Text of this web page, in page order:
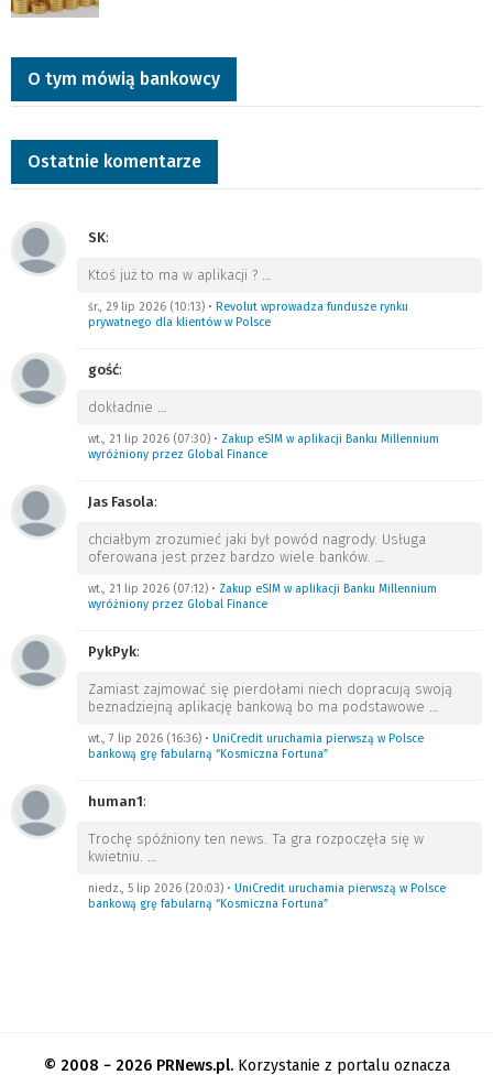
O tym mówią bankowcy
Ostatnie komentarze
SK:
Ktoś już to ma w aplikacji ?
śr., 29 lip 2026 (10:13) • Revolut wprowadza fundusze rynku
prywatnego dla klientów w Polsce
gość:
dokładnie
wt., 21 lip 2026 (07:30) • Zakup eSIM w aplikacji Banku Millennium
wyróżniony przez Global Finance
Jas Fasola:
chciałbym zrozumieć jaki był powód nagrody. Usługa
oferowana jest przez bardzo wiele banków.
wt., 21 lip 2026 (07:12) • Zakup eSIM w aplikacji Banku Millennium
wyróżniony przez Global Finance
PykPyk:
Zamiast zajmować się pierdołami niech dopracują swoją
beznadziejną aplikację bankową bo ma podstawowe
wt., 7 lip 2026 (16:36) • UniCredit uruchamia pierwszą w Polsce
bankową grę fabularną “Kosmiczna Fortuna”
human1:
Trochę spóźniony ten news. Ta gra rozpoczęła się w
kwietniu.
niedz., 5 lip 2026 (20:03) • UniCredit uruchamia pierwszą w Polsce
bankową grę fabularną “Kosmiczna Fortuna”
© 2008 − 2026 PRNews.pl.Korzystanie z portalu oznacza